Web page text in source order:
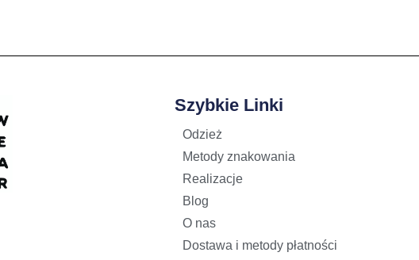
Szybkie Linki
Odzież
Metody znakowania
Realizacje
Blog
O nas
Dostawa i metody płatności